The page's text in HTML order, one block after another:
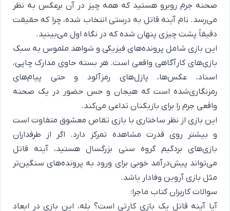
صحنه جرم روبرو هستید که همه چیز در آن برعکس به نظر
می‌رسد. نام آینه قاتل به درستی انتخاب شده، چرا که حقیقت
دقیقاً پشت چیزی پنهان شده که در نگاه اول می‌بینید.
این بازی شامل پرونده‌های فیزیکی و شواهد ملموس به سبک
بازی‌های کارآگاهی واقعی است. هر بسته حاوی مدارک چاپی،
اسناد، عکس‌ها، پازل‌های رمزآلود و حتی پیام‌های
رمزنگاری‌شده است که هیجان و حس حضور در یک صحنه
واقعی جرم را برای بازیکنان تداعی می‌کند.
این بازی از نظر ساختاری با بازی تقاص معشوق متفاوت است
و بیشتر روی قدرت مشاهده تمرکز دارد. اگر از طرفداران
بازی‌های بردگیم گروه سنی بزرگسالهستید، آینه قاتل
می‌تواند پیش‌درآمد خوبی برای ورود به پرونده‌های سنگین‌تر
مثل بازی آروین وفادار باشد.
سوالات کاربران کتاب ماجرا:
​آیا آینه قاتل یک بازی کارتی است؟ بله، این بازی در ابعاد